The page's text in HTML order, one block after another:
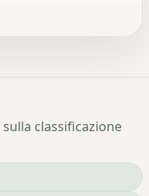
classificazione